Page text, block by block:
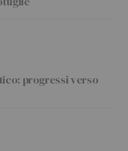
progressi verso